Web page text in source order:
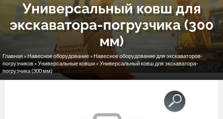
Универсальный ковш для
экскаватора-погрузчика (300
мм)
Вы здесь
Главная » Навесное оборудование » Навесное оборудование для экскаваторов-
погрузчиков »Универсальные ковши » Универсальный ковш для экскаватора-
погрузчика (300 мм)